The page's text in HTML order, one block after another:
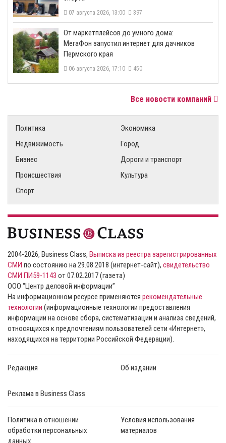
07 августа 2026, 13:00 397
От маркетплейсов до умного дома:
МегаФон запустил интернет для дачников
Пермского края
06 августа 2026, 17:10 450
Все новости компаний
Политика
Экономика
Недвижимость
Город
Бизнес
Дороги и транспорт
Происшествия
Культура
Спорт
2004-2026, Business Class, Выписка из реестра зарегистрированных
СМИ по состоянию на 29.08.2018 (интернет-сайт), свидетельство
СМИ ПИ59-1143 от 07.02.2017 (газета)
ООО “Центр деловой информации”
На информационном ресурсе применяются рекомендательные
технологии (информационные технологии предоставления
информации на основе сбора, систематизации и анализа сведений,
относящихся к предпочтениям пользователей сети «Интернет»,
находящихся на территории Российской Федерации).
Редакция Об издании
Реклама в Business Class
Политика в отношении
обработки персональных
данных
Условия использования
материалов